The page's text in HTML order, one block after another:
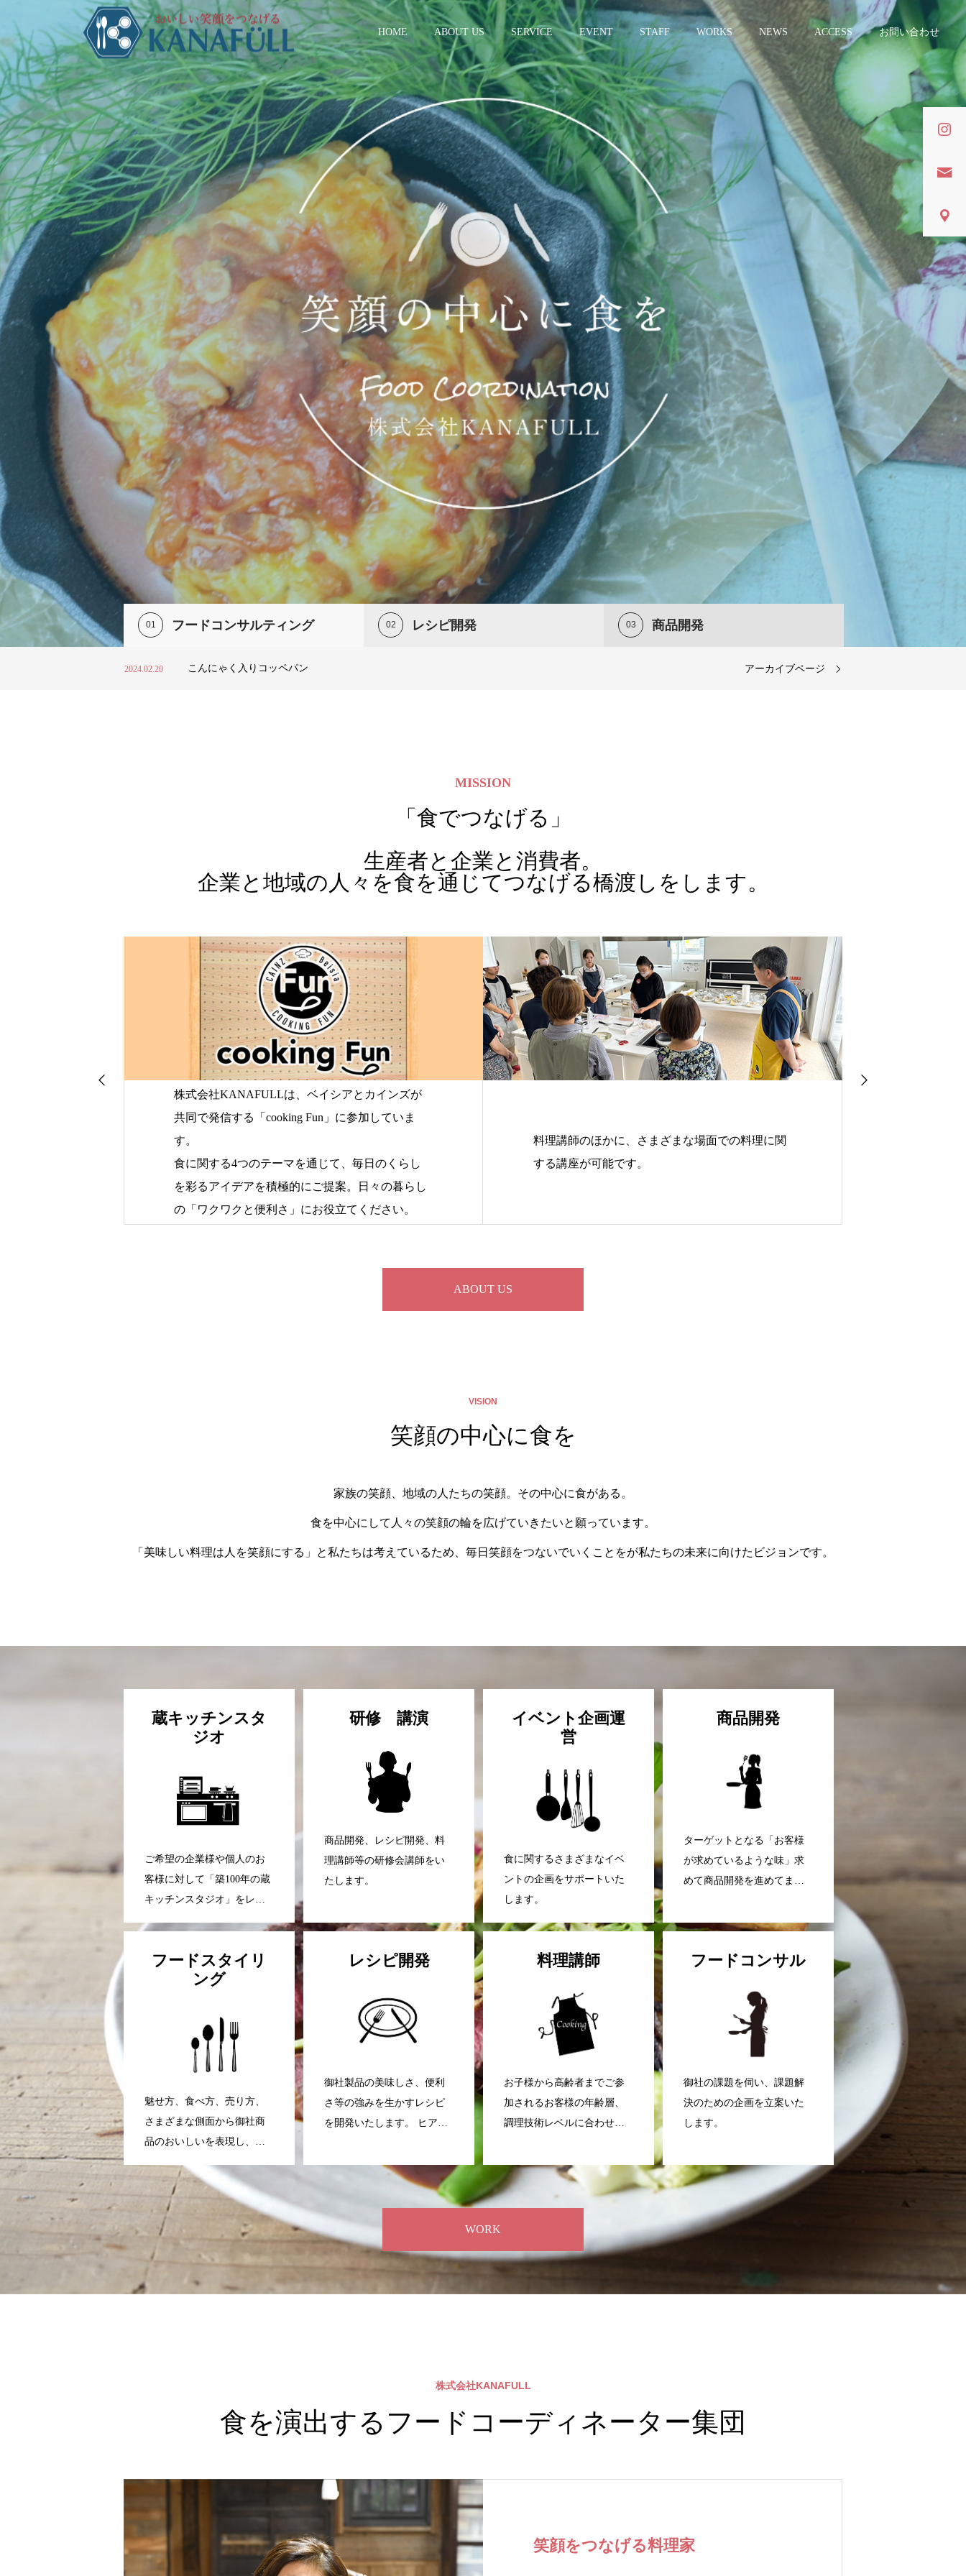
HOME ABOUT US SERVICE EVENT STAFF WORKS NEWS ACCESS お問い合わせ
詳細を見る
蔵キッチンスタジオ
研修 講演 イベント企画運営 商品開発
フードスタイリング レシピ開発 料理講師 フードコンサル
レシピ
こんにゃく入りコッペパン
コンサルティング
石田製麺工場様の撮影
レシピ
ノベッロレシピ＆葱王レシ
ピ
レシピ
ワタナベファーム様のレシ
ピを担当
レシピ
石田製麺工場様のレシピ、
コーディネートを担当
レシピ
こんにゃく入りコッペパン
食を演出するフードコーディネーター集団
フードコンサルティング
御社の課題を伺い、課題解決のための
レシピ開発
詳細を見る
商品開発
ターゲットとなるお客様のニーズに応
2024.02.20 こんにゃく入りコッペパン アーカイブページ
MISSION
「食でつなげる」
生産者と企業と消費者。
企業と地域の人々を食を通じてつなげる橋渡しをします。
株式会社KANAFULLは、ベイシアとカインズが
共同で発信する「cooking Fun」に参加していま
す。
食に関する4つのテーマを通じて、毎日のくらし
を彩るアイデアを積極的にご提案。日々の暮らし
の「ワクワクと便利さ」にお役立てください。
料理講師のほかに、さまざまな場面での料理に関
する講座が可能です。
ABOUT US
VISION
笑顔の中心に食を
家族の笑顔、地域の人たちの笑顔。その中心に食がある。
食を中心にして人々の笑顔の輪を広げていきたいと願っています。
「美味しい料理は人を笑顔にする」と私たちは考えているため、毎日笑顔をつないでいくことをが私たちの未来に向けたビジョンです。
蔵キッチンスタ
ジオ
ご希望の企業様や個人のお
客様に対して「築100年の蔵
キッチンスタジオ」をレン
ンスタジオが気になる方
や、ご利用されたい方はお
研修 講演
商品開発、レシピ開発、料
理講師等の研修会講師をい
たします。
イベント企画運
営
食に関するさまざまなイベ
ントの企画をサポートいた
します。
商品開発
ターゲットとなる「お客様
が求めているような味」求
めて商品開発を進めてまい
製造指導まで一貫して行な
フードスタイリ
ング
魅せ方、食べ方、売り方、
さまざまな側面から御社商
品のおいしいを表現し、お
タイルの力を使って、料理
に関するお悩みを解決させ
ていただきますので、些細
なことでも気になることが
ありましたらお気軽にご相
談ください。
レシピ開発
御社製品の美味しさ、便利
さ等の強みを生かすレシピ
を開発いたします。 ヒアリ
ような製品をご検討なのか
を確認してからレシピ開発
を進めます。ご不明点は気
軽に問いお合わせくださ
い。
料理講師
お子様から高齢者までご参
加されるお客様の年齢層、
調理技術レベルに合わせ、
す。 わかりやすく、楽し
く、おうちで再現できる料
理教室を実現いたします。
フードコンサル
御社の課題を伺い、課題解
決のための企画を立案いた
します。
WORK
株式会社KANAFULL
食を演出するフードコーディネーター集団
笑顔をつなげる料理家